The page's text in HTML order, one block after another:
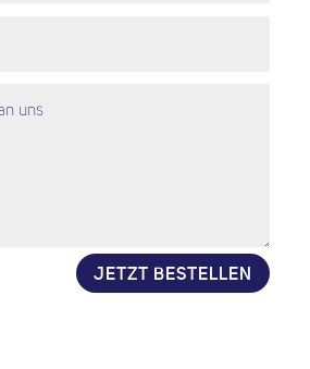
JETZT BESTELLEN